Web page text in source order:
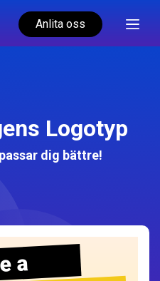
Anlita oss
Logotyp
dig bättre!
a